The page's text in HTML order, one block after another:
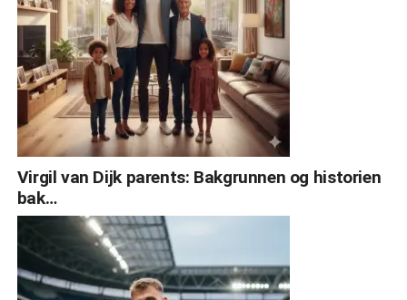
Virgil van Dijk parents: Bakgrunnen og historien
bak…